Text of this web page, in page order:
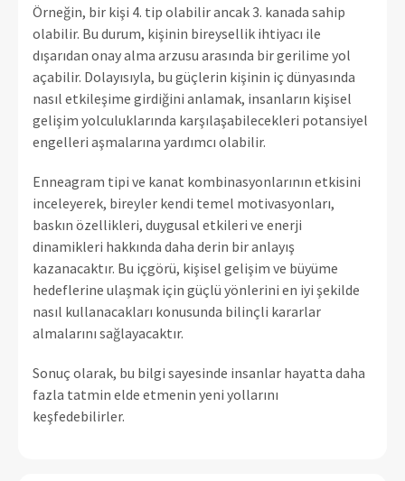
Örneğin, bir kişi 4. tip olabilir ancak 3. kanada sahip
olabilir. Bu durum, kişinin bireysellik ihtiyacı ile
dışarıdan onay alma arzusu arasında bir gerilime yol
açabilir. Dolayısıyla, bu güçlerin kişinin iç dünyasında
nasıl etkileşime girdiğini anlamak, insanların kişisel
gelişim yolculuklarında karşılaşabilecekleri potansiyel
engelleri aşmalarına yardımcı olabilir.
Enneagram tipi ve kanat kombinasyonlarının etkisini
inceleyerek, bireyler kendi temel motivasyonları,
baskın özellikleri, duygusal etkileri ve enerji
dinamikleri hakkında daha derin bir anlayış
kazanacaktır. Bu içgörü, kişisel gelişim ve büyüme
hedeflerine ulaşmak için güçlü yönlerini en iyi şekilde
nasıl kullanacakları konusunda bilinçli kararlar
almalarını sağlayacaktır.
Sonuç olarak, bu bilgi sayesinde insanlar hayatta daha
fazla tatmin elde etmenin yeni yollarını
keşfedebilirler.